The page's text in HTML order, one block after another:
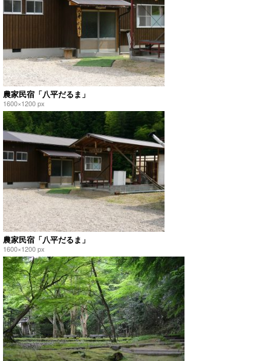
農家民宿「八平だるま」
1600×1200 px
農家民宿「八平だるま」
1600×1200 px